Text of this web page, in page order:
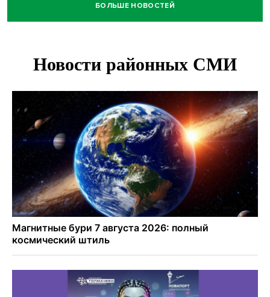
Нейросеть для диагностики депрессии в крови создали в
Двум бойцам СВО после минно-взрывной травмы
Персидский ковер «108 шахов» впервые вывезли из музея
Востока в Новосибирск
Актриса из Новосибирска Евгения Туркова сыграла мать
в сериале «Малой»
БОЛЬШЕ НОВОСТЕЙ